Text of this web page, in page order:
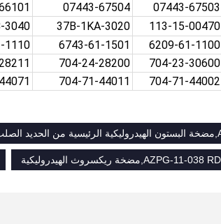
07443-67503
07443-67504
113-15-00470
37B-1KA-3020
3040
6209-61-1100
6743-61-1501
1110
704-23-30600
704-24-28200
704-71-44002
704-71-44011